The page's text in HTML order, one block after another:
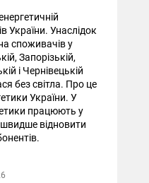
України. Унаслідок
споживачів у
Запорізькій,
і Чернівецькій
без світла. Про це
України. У
працюють у
відновити